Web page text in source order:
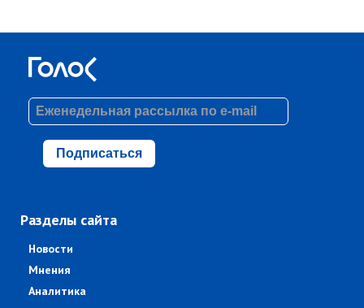
Подписаться
Разделы сайта
Новости
Мнения
Аналитика